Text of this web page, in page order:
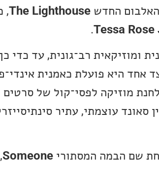
האלבום החדשThe Lighthouse
,
Tessa
.
ומוזיקאית רב־גונית, עד כדי
אחד היא פועלת כאמנית
מוזיקה לפסי־קול של סרטים
סאונד עוצמתי, עתיר
Someone